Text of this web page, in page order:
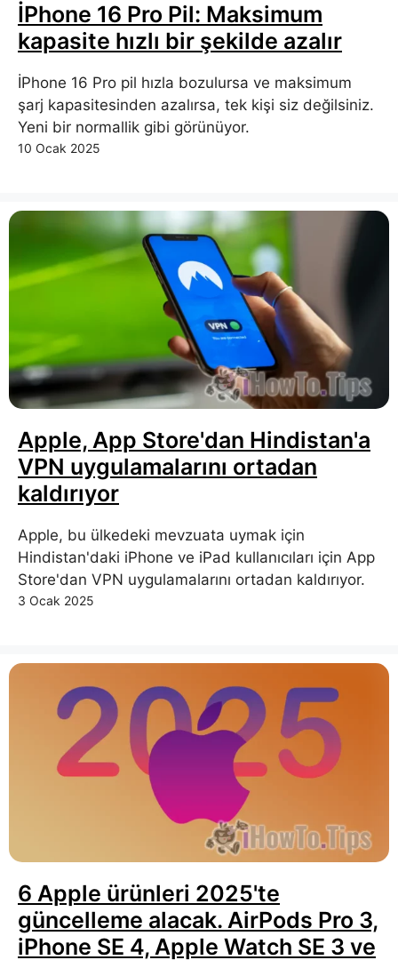
İPhone 16 Pro Pil: Maksimum
kapasite hızlı bir şekilde azalır
İPhone 16 Pro pil hızla bozulursa ve maksimum
şarj kapasitesinden azalırsa, tek kişi siz değilsiniz.
Yeni bir normallik gibi görünüyor.
10 Ocak 2025
Apple, App Store'dan Hindistan'a
VPN uygulamalarını ortadan
kaldırıyor
Apple, bu ülkedeki mevzuata uymak için
Hindistan'daki iPhone ve iPad kullanıcıları için App
Store'dan VPN uygulamalarını ortadan kaldırıyor.
3 Ocak 2025
6 Apple ürünleri 2025'te
güncelleme alacak. AirPods Pro 3,
iPhone SE 4, Apple Watch SE 3 ve